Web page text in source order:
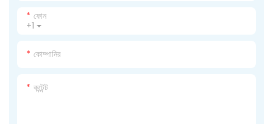
+1
ফোন
কোম্পানির
কন্টেন্ট